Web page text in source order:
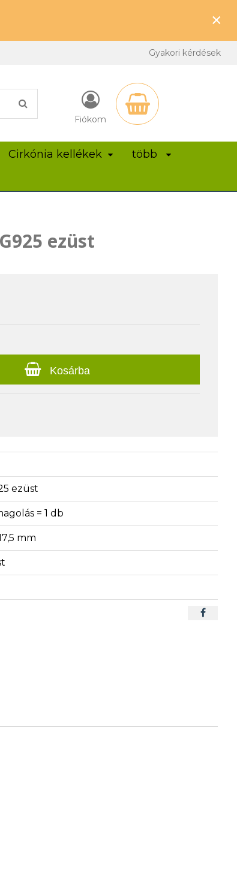
×
Gyakori kérdések
Fiókom
Cirkónia kellékek
több
ezüst
Kosárba
ezüst
= 1 db
mm